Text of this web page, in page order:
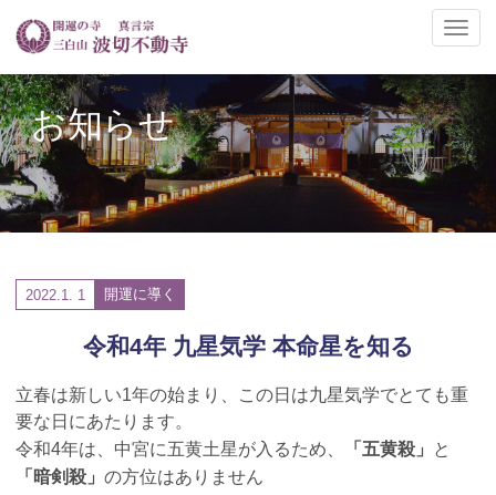
ナ
ゲ
ー
シ
ョ
の
切
お知らせ
2022.1. 1 開運に導く
令和4年 九星気学 本命星を知る
立春は新しい1年の始まり、この日は九星気学でとても重
要な日にあたります。
令和4年は、中宮に五黄土星が入るため、
「五黄殺」 と
「暗剣殺」 の方位はありません